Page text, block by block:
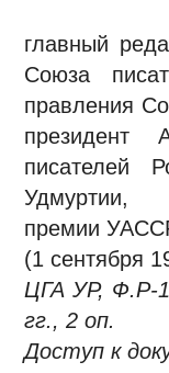
главный
Союза
правления
президент
писателей
Удмуртии,
премии
(1 сентября
ЦГА УР, Ф.Р-
гг., 2 оп.
Доступ к